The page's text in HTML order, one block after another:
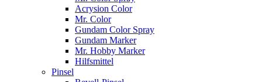
Acrysion Color
Mr. Color
Gundam Color Spray
Gundam Marker
Mr. Hobby Marker
Hilfsmittel
Pinsel